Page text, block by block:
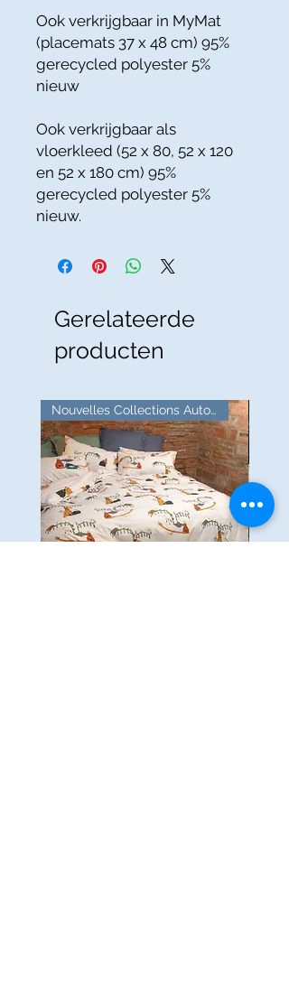
Ook verkrijgbaar in MyMat
(placemats 37 x 48 cm) 95%
gerecycled polyester 5%
nieuw
Ook verkrijgbaar als
vloerkleed (52 x 80, 52 x 120
en 52 x 180 cm) 95%
gerecycled polyester 5%
nieuw.
Gerelateerde
producten
Nouvelles Collections Automne